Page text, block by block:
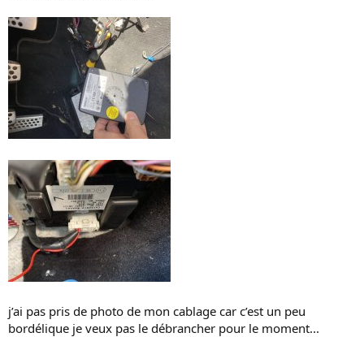
j’ai pas pris de photo de mon cablage car c’est un peu
bordélique je veux pas le débrancher pour le moment...